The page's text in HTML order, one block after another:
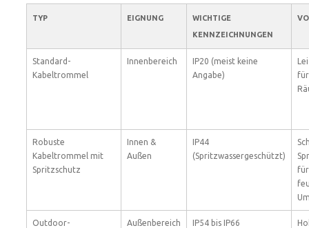
TYP EIGNUNG
WICHTIGE
KENNZEICHNUNGEN
Standard-
Kabeltrommel
Innenbereich
IP20 (meist keine
Angabe)
Robuste
Kabeltrommel mit
Spritzschutz
Innen &
Außen
IP44
(Spritzwassergeschützt)
für
Outdoor-
Außenbereich IP54 bis IP66